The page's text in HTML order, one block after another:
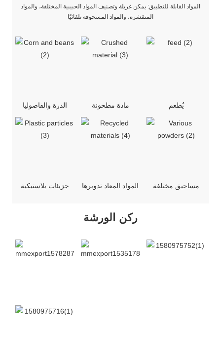
المواد القابلة للتطبيق: يمكن غربلة وتصنيف المواد الحبيبية المختلفة، والمواد
المتقشرة، والمواد المسحوقة تلقائيًا
الذرة والفاصوليا مادة مطحونة يٌطعم
جزيئات بلاستيكية المواد المعاد تدويرها مساحيق مختلفة
ركن الورشة